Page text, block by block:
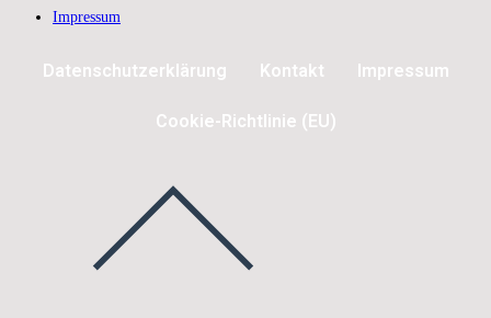
Impressum
Datenschutzerklärung Kontakt Impressum
Cookie-Richtlinie (EU)